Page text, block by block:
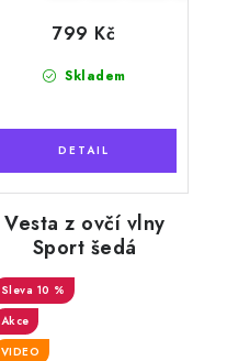
Skladem
799 Kč
Vesta z ovčí vlny
Sport šedá
10 %
Akce
VIDEO